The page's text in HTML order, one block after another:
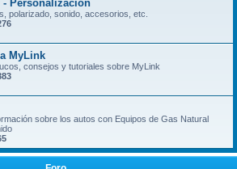
- Personalización
polarizado, sonido, accesorios, etc.
MyLink
consejos y tutoriales sobre MyLink
sobre los autos con Equipos de Gas Natural